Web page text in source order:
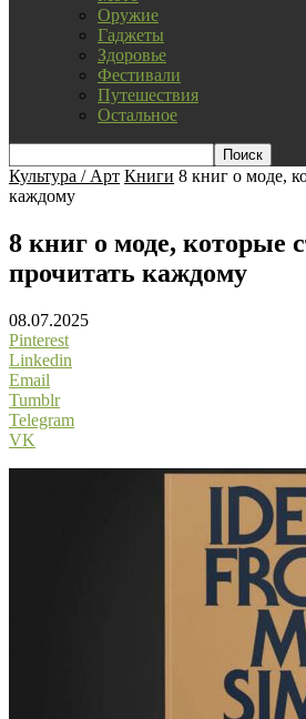
Оружие
Гаджеты
Здоровье
Фестивали
Путешествия
Остальное
Культура / Арт Книги 8 книг о моде,
каждому
8 книг о моде, которые
прочитать каждому
08.07.2025
Pinterest
Linkedin
Email
Tumblr
Telegram
VK